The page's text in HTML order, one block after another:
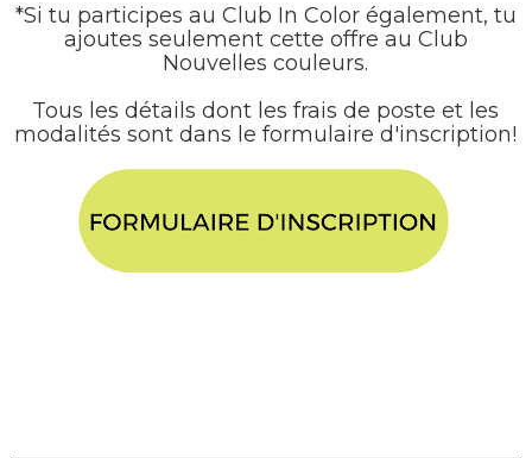
*Si tu participes au Club In Color également, tu
ajoutes seulement cette offre au Club
Nouvelles couleurs.
Tous les détails dont les frais de poste et les
modalités sont dans le formulaire d'inscription!